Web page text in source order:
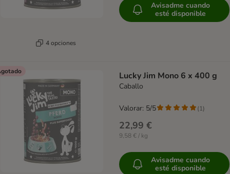
4 opciones
Avisadme cuando
esté disponible
Lucky Jim Mono 6 x 400 g
Caballo
22,99 €
9,58 € / kg
Valorar: 5/5 (1)
Avisadme cuando
esté disponible